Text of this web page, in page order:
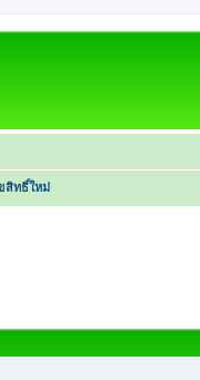
สิทธิ์ใหม่